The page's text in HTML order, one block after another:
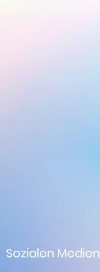
Sozialen Medien